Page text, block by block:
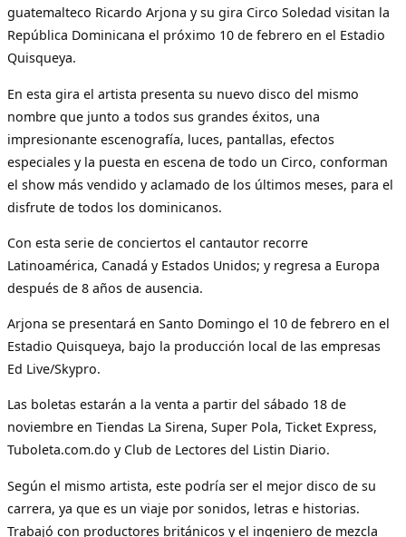
guatemalteco Ricardo Arjona y su gira Circo Soledad visitan la
República Dominicana el próximo 10 de febrero en el Estadio
Quisqueya.
En esta gira el artista presenta su nuevo disco del mismo
nombre que junto a todos sus grandes éxitos, una
impresionante escenografía, luces, pantallas, efectos
especiales y la puesta en escena de todo un Circo, conforman
el show más vendido y aclamado de los últimos meses, para el
disfrute de todos los dominicanos.
Con esta serie de conciertos el cantautor recorre
Latinoamérica, Canadá y Estados Unidos; y regresa a Europa
después de 8 años de ausencia.
Arjona se presentará en Santo Domingo el 10 de febrero en el
Estadio Quisqueya, bajo la producción local de las empresas
Ed Live/Skypro.
Las boletas estarán a la venta a partir del sábado 18 de
noviembre en Tiendas La Sirena, Super Pola, Ticket Express,
Tuboleta.com.do y Club de Lectores del Listin Diario.
Según el mismo artista, este podría ser el mejor disco de su
carrera, ya que es un viaje por sonidos, letras e historias.
Trabajó con productores británicos y el ingeniero de mezcla